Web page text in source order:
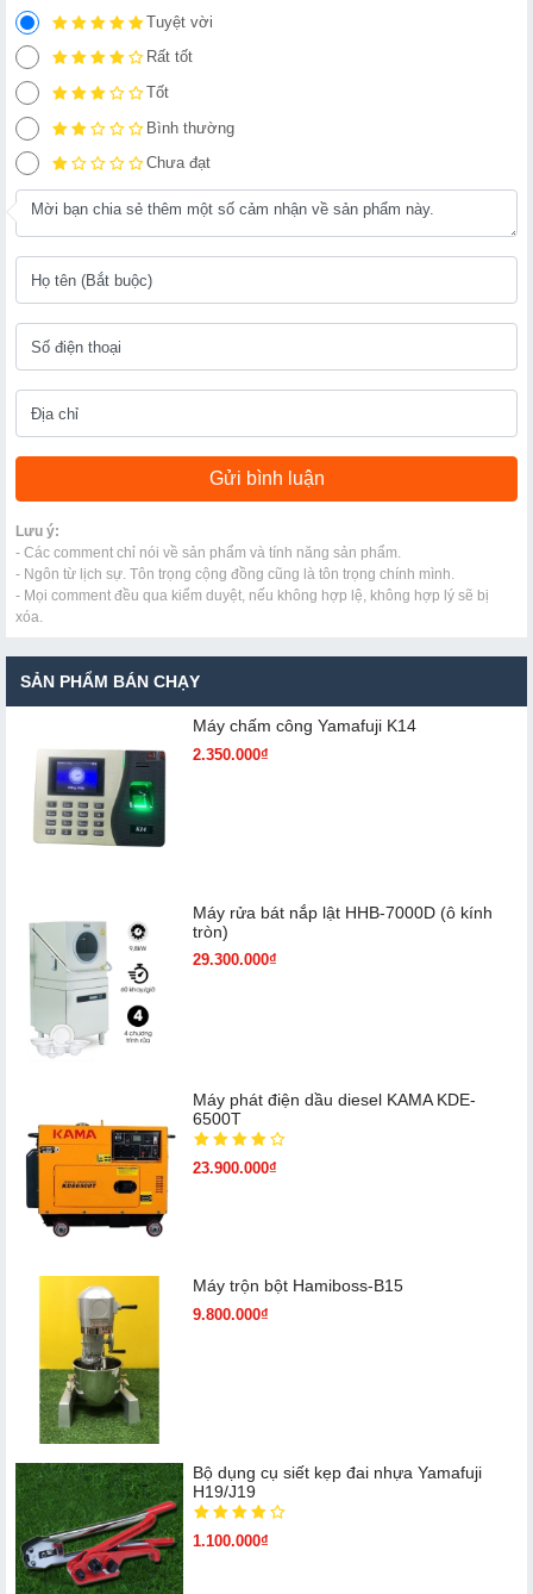
Tuyệt vời
Rất tốt
Tốt
Bình thường
Chưa đạt
Lưu ý:
- Các comment chỉ nói về sản phẩm và tính năng sản phẩm.
- Ngôn từ lịch sự. Tôn trọng cộng đồng cũng là tôn trọng chính mình.
- Mọi comment đều qua kiểm duyệt, nếu không hợp lệ, không hợp lý sẽ bị
xóa.
SẢN PHẨM BÁN CHẠY
Máy chấm cô​ng Yamafuji K14
2.350.000₫
Máy rửa bát nắp lật HHB-7000D (ô kính
tròn)
29.300.000₫
Máy phát điện dầu diesel KAMA KDE-
6500T
23.900.000₫
Máy trộn bột Hamiboss-B15
9.800.000₫
Bộ dụng cụ siết kẹp đai nhựa Yamafuji
H19/J19
1.100.000₫